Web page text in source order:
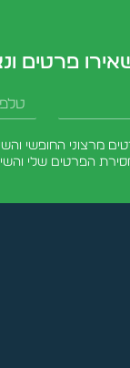
פרטים
טלפון
מרצוני החופשי
הפרטים שלי